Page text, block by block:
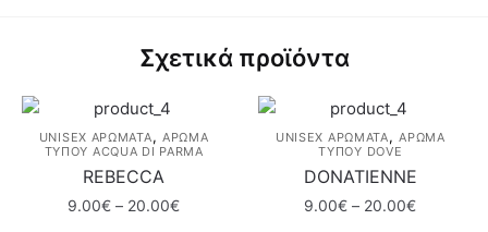
Σχετικά προϊόντα
UNISEX ΑΡΩΜΑΤΑ, ΆΡΩΜΑ
ΤΎΠΟΥ ACQUA DI PARMA
REBECCA
9.00€ – 20.00€Price
UNISEX ΑΡΩΜΑΤΑ,ΆΡΩΜΑ
ΤΎΠΟΥ DOVE
DONATIENNE
9.00€ – 20.00€Price